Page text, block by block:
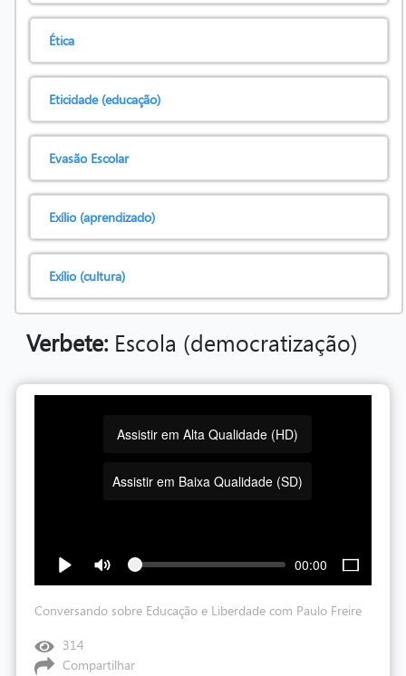
Ética
Eticidade (educação)
Evasão Escolar
Exílio (aprendizado)
Exílio (cultura)
Verbete:Escola (democratização)
Assistir em Alta Qualidade (HD)
Assistir em Baixa Qualidade (SD)
00:00
Conversando sobre Educação e Liberdade com Paulo Freire
314
Compartilhar